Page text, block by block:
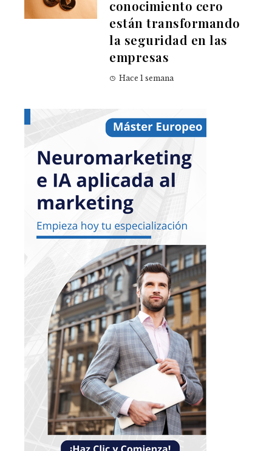
conocimiento cero
están transformando
la seguridad en las
empresas
Hace 1 semana